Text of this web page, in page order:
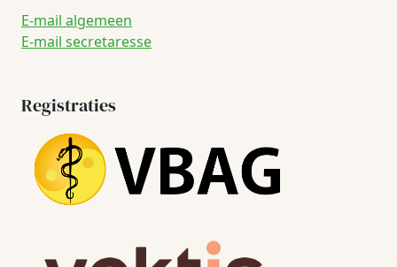
E-mail algemeen
E-mail secretaresse
Registraties